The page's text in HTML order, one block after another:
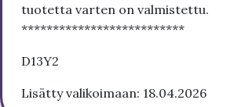
tuotetta varten on valmistettu.
**************************
D13Y2
Lisätty valikoimaan: 18.04.2026